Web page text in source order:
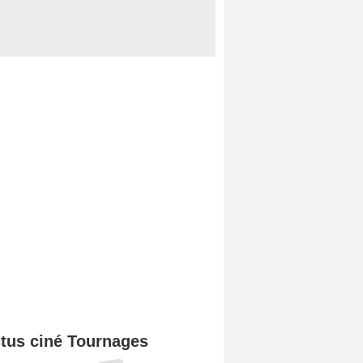
ciné Tournages